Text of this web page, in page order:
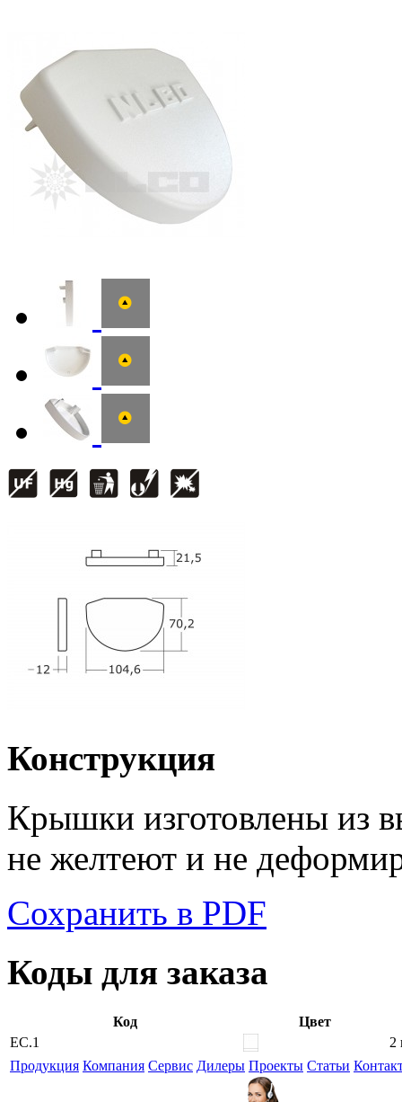
Конструкция
Крышки изготовлены из
не желтеют и не
Сохранить в PDF
Коды для заказа
Код
Цвет
EC.1
2
Продукция Компания Сервис Дилеры Проекты Статьи